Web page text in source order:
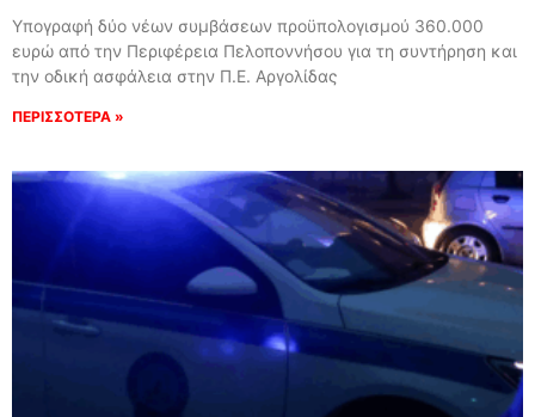
Υπογραφή δύο νέων συμβάσεων προϋπολογισμού 360.000
ευρώ από την Περιφέρεια Πελοποννήσου για τη συντήρηση και
την οδική ασφάλεια στην Π.Ε. Αργολίδας
ΠΕΡΙΣΣΟΤΕΡΑ »